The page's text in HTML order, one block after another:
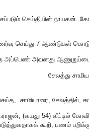
செய்தியின் நாயகன்.
செய்து 7 ஆண்டுகள்
அப்பெண் அவனது
சேலத்து
சாமியாரை, சேலத்தில்,
(வயது 54) வீட்டில்
கூறி, பணம்